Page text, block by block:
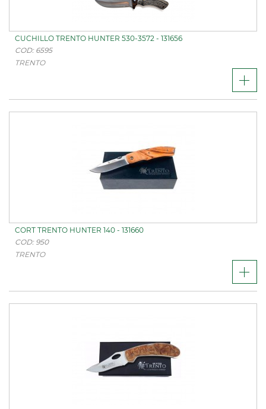
CUCHILLO TRENTO HUNTER 530-3572 - 131656
COD: 6595
TRENTO
CORT TRENTO HUNTER 140 - 131660
COD: 950
TRENTO